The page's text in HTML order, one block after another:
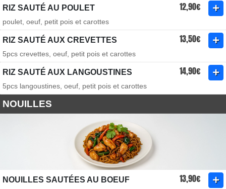
RIZ SAUTÉ AU POULET 12,90€
poulet, oeuf, petit pois et carottes
RIZ SAUTÉ AUX CREVETTES 13,50€
5pcs crevettes, oeuf, petit pois et carottes
RIZ SAUTÉ AUX LANGOUSTINES 14,90€
5pcs langoustines, oeuf, petit pois et carottes
NOUILLES
NOUILLES SAUTÉES AU BOEUF 13,90€